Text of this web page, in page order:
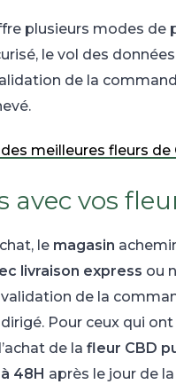
plusieurs modes de
le vol des
de la
meilleures fleurs de
avec vos
le magasin
livraison express ou
de la
Pour ceux qui
de la fleur CBD
48H après le jour de